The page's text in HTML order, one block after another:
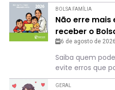
BOLSA FAMÍLIA
Não erre mais
receber o
meses de 2026
6 de agosto de 2026
Saiba quem
evite erros que
GERAL